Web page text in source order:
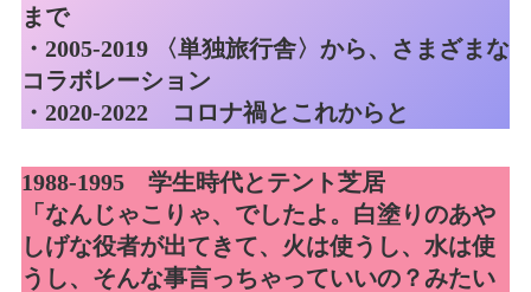
まで
・ 2005-2019 〈単独旅行舎〉から、さまざまな
コラボレーション
・ 2020-2022 コロナ禍とこれからと
1988-1995 学生時代とテント芝居
「なんじゃこりゃ、でしたよ。 白塗りのあや
しげな役者が出てきて、火は使うし、水は使
うし、そんな事言っちゃっていいの？みたい